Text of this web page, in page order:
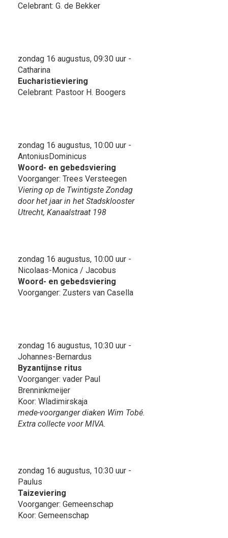
Celebrant: G. de Bekker
zondag 16 augustus, 09:30 uur -
Catharina
Eucharistieviering
Celebrant: Pastoor H. Boogers
zondag 16 augustus, 10:00 uur -
AntoniusDominicus
Woord- en gebedsviering
Voorganger: Trees Versteegen
Viering op de Twintigste Zondag
door het jaar in het Stadsklooster
Utrecht, Kanaalstraat 198
zondag 16 augustus, 10:00 uur -
Nicolaas-Monica / Jacobus
Woord- en gebedsviering
Voorganger: Zusters van Casella
zondag 16 augustus, 10:30 uur -
Johannes-Bernardus
Byzantijnse ritus
Voorganger: vader Paul
Brenninkmeijer
Koor: Wladimirskaja
mede-voorganger diaken Wim Tobé.
Extra collecte voor MIVA.
zondag 16 augustus, 10:30 uur -
Paulus
Taizeviering
Voorganger: Gemeenschap
Koor: Gemeenschap